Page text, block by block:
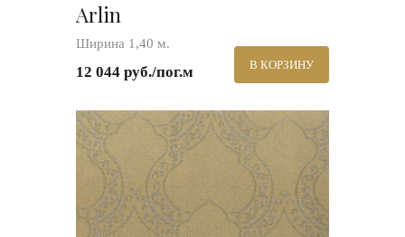
Arlin
Ширина 1,40 м.
12 044 руб./пог.м В КОРЗИНУ